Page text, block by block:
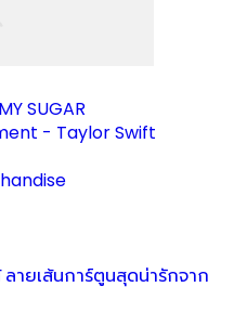
SUGAR
- Taylor Swift
ลายเส้นการ์ตูนสุดน่ารักจาก